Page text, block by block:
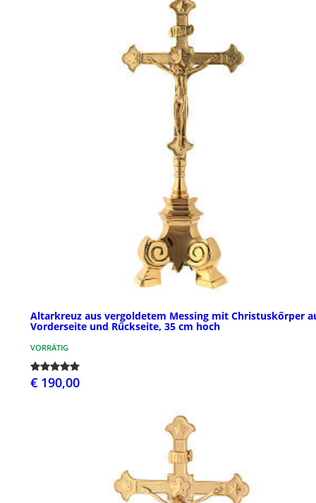
Altarkreuz aus vergoldetem Messing mit Christuskőrper
Vorderseite und Rűckseite, 35 cm hoch
VORRÄTIG
€ 190,00